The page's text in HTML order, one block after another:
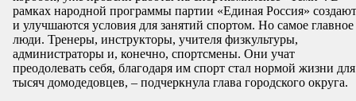
рамках народной программы партии «Единая Россия»
и улучшаются условия для занятий спортом. Но самое главное
люди. Тренеры, инструкторы, учителя физкультуры,
администраторы и, конечно, спортсмены. Они учат
преодолевать себя, благодаря им спорт стал нормой жизни для
тысяч домодедовцев, – подчеркнула глава городского округа.